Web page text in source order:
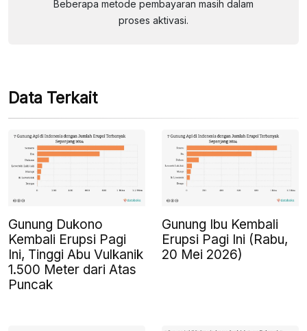
Beberapa metode pembayaran masih dalam
proses aktivasi.
Data Terkait
Gunung Dukono
Kembali Erupsi Pagi
Ini, Tinggi Abu Vulkanik
1.500 Meter dari Atas
Puncak
Gunung Ibu Kembali
Erupsi Pagi Ini (Rabu,
20 Mei 2026)